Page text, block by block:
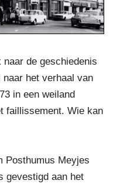
de geschiedenis
het verhaal van
in een weiland
faillissement. Wie kan
Posthumus Meyjes
gevestigd aan het